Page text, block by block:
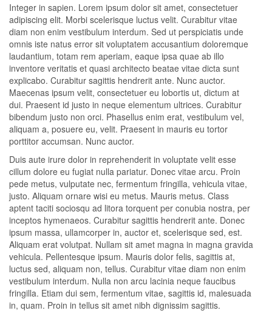
Integer in sapien. Lorem ipsum dolor sit amet, consectetuer
adipiscing elit. Morbi scelerisque luctus velit. Curabitur vitae
diam non enim vestibulum interdum. Sed ut perspiciatis unde
omnis iste natus error sit voluptatem accusantium doloremque
laudantium, totam rem aperiam, eaque ipsa quae ab illo
inventore veritatis et quasi architecto beatae vitae dicta sunt
explicabo. Curabitur sagittis hendrerit ante. Nunc auctor.
Maecenas ipsum velit, consectetuer eu lobortis ut, dictum at
dui. Praesent id justo in neque elementum ultrices. Curabitur
bibendum justo non orci. Phasellus enim erat, vestibulum vel,
aliquam a, posuere eu, velit. Praesent in mauris eu tortor
porttitor accumsan. Nunc auctor.
Duis aute irure dolor in reprehenderit in voluptate velit esse
cillum dolore eu fugiat nulla pariatur. Donec vitae arcu. Proin
pede metus, vulputate nec, fermentum fringilla, vehicula vitae,
justo. Aliquam ornare wisi eu metus. Mauris metus. Class
aptent taciti sociosqu ad litora torquent per conubia nostra, per
inceptos hymenaeos. Curabitur sagittis hendrerit ante. Donec
ipsum massa, ullamcorper in, auctor et, scelerisque sed, est.
Aliquam erat volutpat. Nullam sit amet magna in magna gravida
vehicula. Pellentesque ipsum. Mauris dolor felis, sagittis at,
luctus sed, aliquam non, tellus. Curabitur vitae diam non enim
vestibulum interdum. Nulla non arcu lacinia neque faucibus
fringilla. Etiam dui sem, fermentum vitae, sagittis id, malesuada
in, quam. Proin in tellus sit amet nibh dignissim sagittis.